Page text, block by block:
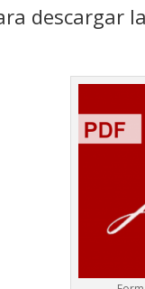
descargar